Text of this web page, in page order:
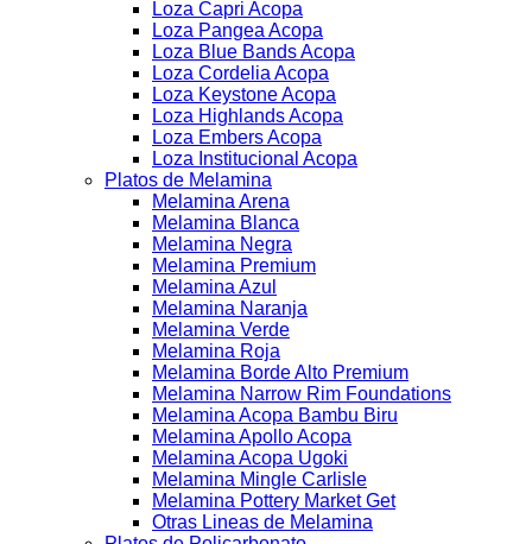
Loza Capri Acopa
Loza Pangea Acopa
Loza Blue Bands Acopa
Loza Cordelia Acopa
Loza Keystone Acopa
Loza Highlands Acopa
Loza Embers Acopa
Loza Institucional Acopa
Platos de Melamina
Melamina Arena
Melamina Blanca
Melamina Negra
Melamina Premium
Melamina Azul
Melamina Naranja
Melamina Verde
Melamina Roja
Melamina Borde Alto Premium
Melamina Narrow Rim Foundations
Melamina Acopa Bambu Biru
Melamina Apollo Acopa
Melamina Acopa Ugoki
Melamina Mingle Carlisle
Melamina Pottery Market Get
Otras Lineas de Melamina